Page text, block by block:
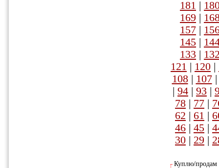
181 |
169 |
157 |
145 |
133 |
121 | 120 |
108| 107
| 94 | 93 |
78 | 77 |
62 | 61 |
46 | 45 |
30 | 29 |
Куплю/